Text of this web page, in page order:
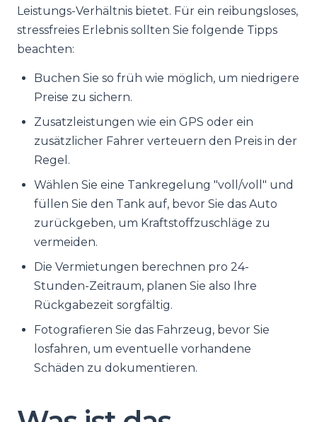
Leistungs-Verhältnis bietet. Für ein reibungsloses,
stressfreies Erlebnis sollten Sie folgende Tipps
beachten:
Buchen Sie so früh wie möglich, um niedrigere
Preise zu sichern.
Zusatzleistungen wie ein GPS oder ein
zusätzlicher Fahrer verteuern den Preis in der
Regel.
Wählen Sie eine Tankregelung "voll/voll" und
füllen Sie den Tank auf, bevor Sie das Auto
zurückgeben, um Kraftstoffzuschläge zu
vermeiden.
Die Vermietungen berechnen pro 24-
Stunden-Zeitraum, planen Sie also Ihre
Rückgabezeit sorgfältig.
Fotografieren Sie das Fahrzeug, bevor Sie
losfahren, um eventuelle vorhandene
Schäden zu dokumentieren.